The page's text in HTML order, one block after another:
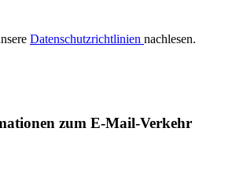
Datenschutzrichtlinien nachlesen.
zum E-Mail-Verkehr